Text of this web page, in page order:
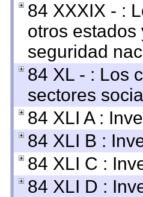
84 XXXIX - :
otros
seguridad
84 XL - : Los
sectores
84 XLI A :
84 XLI B :
84 XLI C :
84 XLI D :